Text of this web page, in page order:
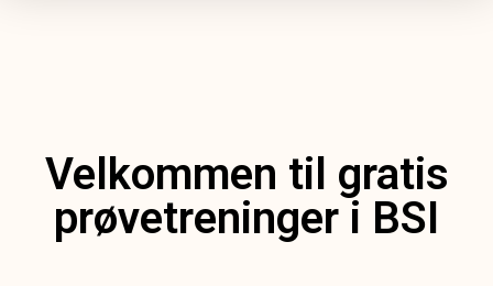
Velkommen til gratis
prøvetreninger i BSI